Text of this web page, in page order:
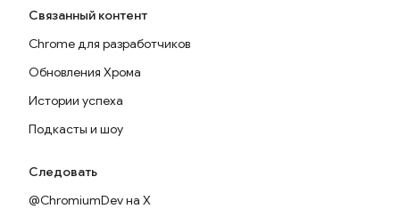
Связанный контент
Chrome для разработчиков
Обновления Хрома
Истории успеха
Подкасты и шоу
Следовать
@ChromiumDev на X